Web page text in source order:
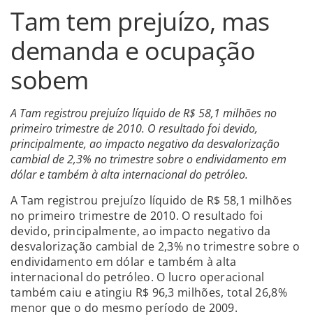
Tam tem prejuízo, mas
demanda e ocupação
sobem
A Tam registrou prejuízo líquido de R$ 58,1 milhões no
primeiro trimestre de 2010. O resultado foi devido,
principalmente, ao impacto negativo da desvalorização
cambial de 2,3% no trimestre sobre o endividamento em
dólar e também à alta internacional do petróleo.
A Tam registrou prejuízo líquido de R$ 58,1 milhões
no primeiro trimestre de 2010. O resultado foi
devido, principalmente, ao impacto negativo da
desvalorização cambial de 2,3% no trimestre sobre o
endividamento em dólar e também à alta
internacional do petróleo. O lucro operacional
também caiu e atingiu R$ 96,3 milhões, total 26,8%
menor que o do mesmo período de 2009.